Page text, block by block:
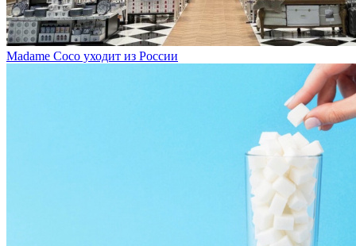
Madame Coco уходит из России